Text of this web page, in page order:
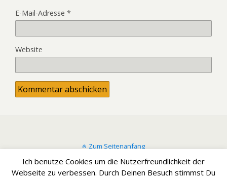
E-Mail-Adresse *
Website
Zum Seitenanfang
Mobil Desktop
Ich benutze Cookies um die Nutzerfreundlichkeit der
Webseite zu verbessen. Durch Deinen Besuch stimmst Du